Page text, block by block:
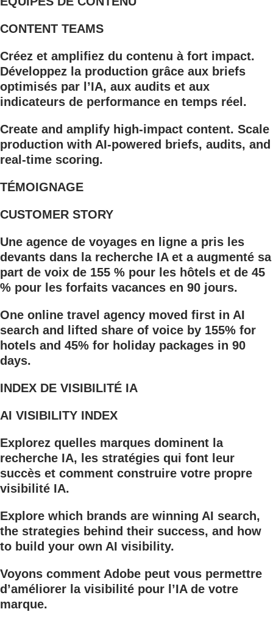
CONTENT TEAMS
Créez et amplifiez du contenu à fort impact.
Développez la production grâce aux briefs
optimisés par l’IA, aux audits et aux
indicateurs de performance en temps réel.
Create and amplify high-impact content. Scale
production with AI-powered briefs, audits, and
real-time scoring.
TÉMOIGNAGE
CUSTOMER STORY
Une agence de voyages en ligne a pris les
devants dans la recherche IA et a augmenté sa
part de voix de 155 % pour les hôtels et de 45
% pour les forfaits vacances en 90 jours.
One online travel agency moved first in AI
search and lifted share of voice by 155% for
hotels and 45% for holiday packages in 90
days.
INDEX DE VISIBILITÉ IA
AI VISIBILITY INDEX
Explorez quelles marques dominent la
recherche IA, les stratégies qui font leur
succès et comment construire votre propre
visibilité IA.
Explore which brands are winning AI search,
the strategies behind their success, and how
to build your own AI visibility.
Voyons comment Adobe peut vous permettre
d’améliorer la visibilité pour l’IA de votre
marque.